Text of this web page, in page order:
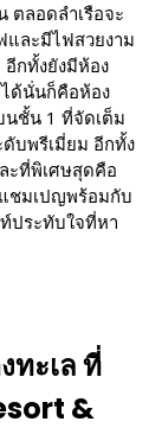
ตลอดลำเรือจะ
ละมีไฟสวยงาม
อีกทั้งยังมีห้อง
ด้นั่นก็คือห้อง
นชั้น 1 ที่จัดเต็ม
ดับพรีเมี่ยม อีกทั้ง
ะที่พิเศษสุดคือ
ชมเปญพร้อมกับ
ประทับใจที่หา
ทะเล ที่
&